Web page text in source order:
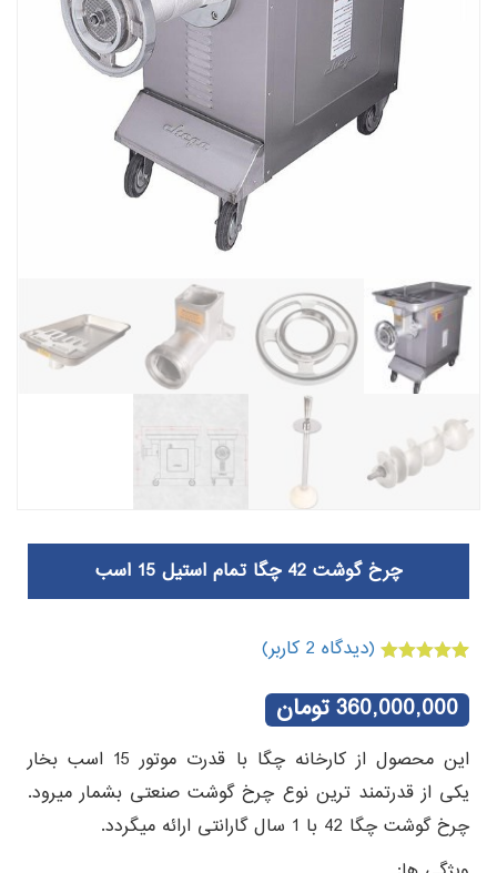
چرخ گوشت 42 چگا تمام استیل 15 اسب
5.00از 5 در
امتیازدهی
مشتری
(دیدگاه 2 کاربر)
360,000,000تومان
این محصول از کارخانه چگا با قدرت موتور 15 اسب بخار
یکی از قدرتمند ترین نوع چرخ گوشت صنعتی بشمار میرود.
چرخ گوشت چگا 42 با 1 سال گارانتی ارائه میگردد.